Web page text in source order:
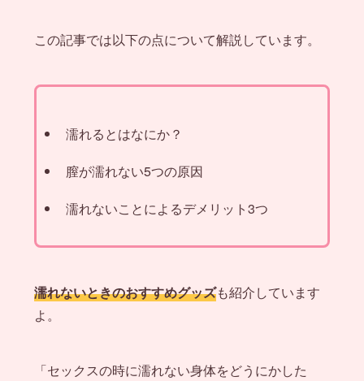
この記事では以下の点について解説しています。
濡れるとはなにか？
膣が濡れない5つの原因
濡れないことによるデメリット3つ
濡れないときのおすすめグッズも紹介しています
よ。
「セックスの時に濡れない身体をどうにかした